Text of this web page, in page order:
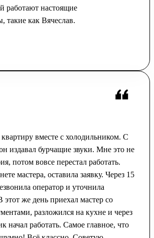
работают настоящие
такие как Вячеслав.
вместе с холодильником. С
издавал бурчащие звуки. Мне это не
потом вовсе перестал работать.
мастера, оставила заявку. Через 15
оператор и уточнила
этот же день приехал мастер со
разложился на кухне и через
начал работать. Самое главное, что